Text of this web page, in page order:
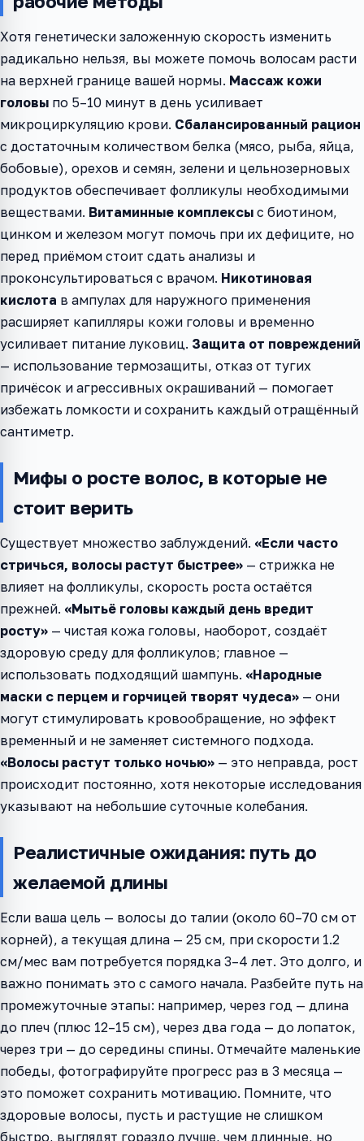
Хотя генетически заложенную скорость изменить
радикально нельзя, вы можете помочь волосам расти
на верхней границе вашей нормы. Массаж кожи
головы по 5–10 минут в день усиливает
микроциркуляцию крови. Сбалансированный рацион
с достаточным количеством белка (мясо, рыба, яйца,
бобовые), орехов и семян, зелени и цельнозерновых
продуктов обеспечивает фолликулы необходимыми
веществами. Витаминные комплексы с биотином,
цинком и железом могут помочь при их дефиците, но
перед приёмом стоит сдать анализы и
проконсультироваться с врачом. Никотиновая
кислота в ампулах для наружного применения
расширяет капилляры кожи головы и временно
усиливает питание луковиц. Защита от повреждений
— использование термозащиты, отказ от тугих
причёсок и агрессивных окрашиваний — помогает
избежать ломкости и сохранить каждый отращённый
сантиметр.
Мифы о росте волос, в которые не
стоит верить
Существует множество заблуждений. «Если часто
стричься, волосы растут быстрее» — стрижка не
влияет на фолликулы, скорость роста остаётся
прежней. «Мытьё головы каждый день вредит
росту» — чистая кожа головы, наоборот, создаёт
здоровую среду для фолликулов; главное —
использовать подходящий шампунь. «Народные
маски с перцем и горчицей творят чудеса» — они
могут стимулировать кровообращение, но эффект
временный и не заменяет системного подхода.
«Волосы растут только ночью» — это неправда, рост
происходит постоянно, хотя некоторые исследования
указывают на небольшие суточные колебания.
Реалистичные ожидания: путь до
желаемой длины
Если ваша цель — волосы до талии (около 60–70 см от
корней), а текущая длина — 25 см, при скорости 1.2
см/мес вам потребуется порядка 3–4 лет. Это долго, и
важно понимать это с самого начала. Разбейте путь на
промежуточные этапы: например, через год — длина
до плеч (плюс 12–15 см), через два года — до лопаток,
через три — до середины спины. Отмечайте маленькие
победы, фотографируйте прогресс раз в 3 месяца —
это поможет сохранить мотивацию. Помните, что
здоровые волосы, пусть и растущие не слишком
быстро, выглядят гораздо лучше, чем длинные, но